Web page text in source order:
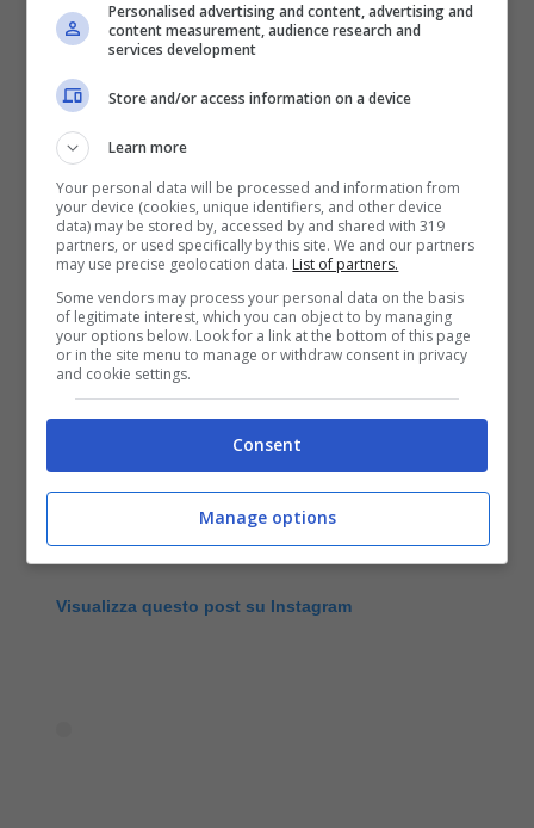
Visualizza questo post su Instagram
Personalised advertising and content, advertising and
content measurement, audience research and
services development
Store and/or access information on a device
Learn more
Your personal data will be processed and information from
your device (cookies, unique identifiers, and other device
data) may be stored by, accessed by and shared with 319
partners, or used specifically by this site. We and our partners
may use precise geolocation data. List of partners.
Some vendors may process your personal data on the basis
of legitimate interest, which you can object to by managing
your options below. Look for a link at the bottom of this page
or in the site menu to manage or withdraw consent in privacy
and cookie settings.
Consent
Manage options